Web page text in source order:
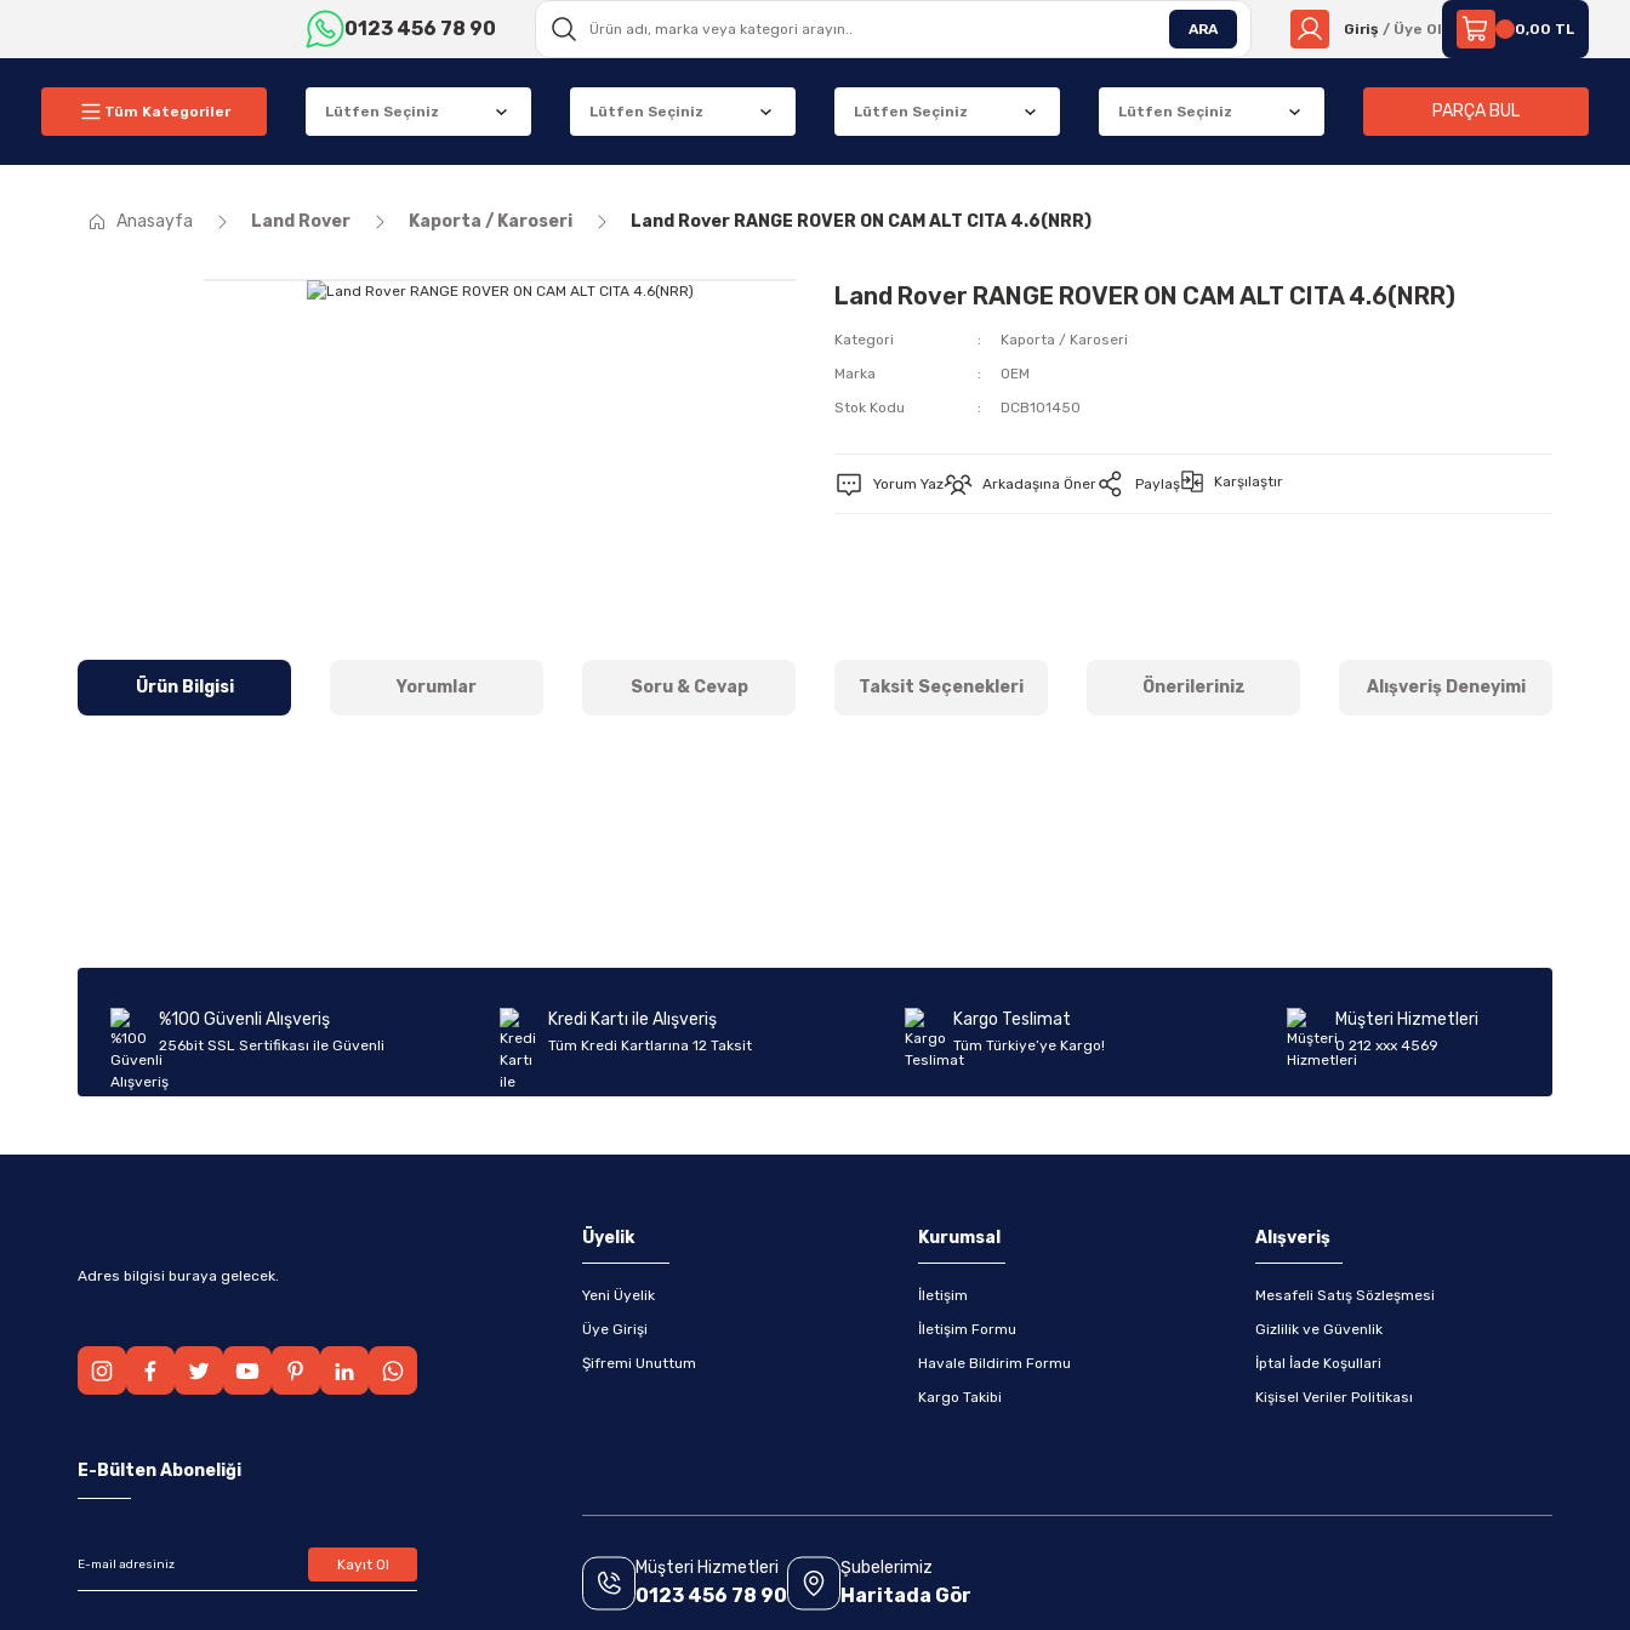
0123 456 78 90 ARA Giriş / Üye Ol 0,00 TL
Tüm Kategoriler PARÇA BUL
Anasayfa Land Rover Kaporta / Karoseri Land Rover RANGE ROVER ON CAM ALT CITA 4.6(NRR)
Land Rover RANGE ROVER ON CAM ALT CITA 4.6(NRR)
Kategori
Kaporta / Karoseri
Marka
OEM
Stok Kodu
DCB101450
Yorum Yaz Arkadaşına Öner Paylaş Karşılaştır
Ürün Bilgisi Yorumlar Soru & Cevap Taksit Seçenekleri Önerileriniz Alışveriş Deneyimi
Ürün fiyatı diğer sitelerden daha pahalı.
Bu ürüne benzer farklı alternatifler olmalı.
%100 Güvenli Alışveriş
256bit SSL Sertifikası ile Güvenli
Kredi Kartı ile Alışveriş
Tüm Kredi Kartlarına 12 Taksit
Kargo Teslimat
Tüm Türkiye’ye Kargo!
Müşteri Hizmetleri
0 212 xxx 4569
Adres bilgisi buraya gelecek.
Üyelik
Yeni Üyelik
Üye Girişi
Şifremi Unuttum
Kurumsal
İletişim
İletişim Formu
Havale Bildirim Formu
Kargo Takibi
Alışveriş
Mesafeli Satış Sözleşmesi
Gizlilik ve Güvenlik
İptal İade Koşullari
Kişisel Veriler Politikası
E-Bülten Aboneliği
Kayıt Ol Müşteri Hizmetleri
0123 456 78 90
Şubelerimiz
Haritada Gör